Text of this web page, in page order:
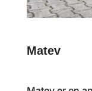
Matev